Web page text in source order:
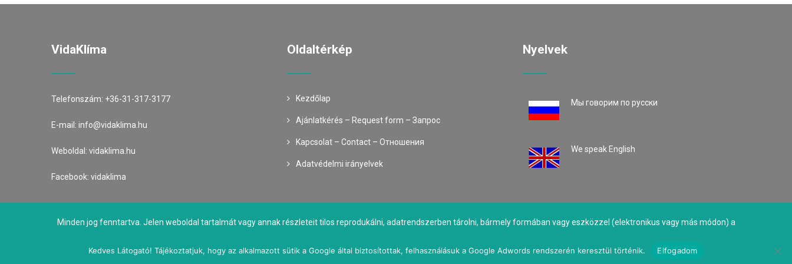
VidaKlíma
Telefonszám: +36-31-317-3177
E-mail: info@vidaklima.hu
Weboldal: vidaklima.hu
Facebook: vidaklima
Oldaltérkép
Kezdőlap
Ajánlatkérés – Request form – Запрос
Kapcsolat – Contact – Oтношения
Adatvédelmi irányelvek
Nyelvek
Mы говорим по русски
We speak English
Minden jog fenntartva. Jelen weboldal tartalmát vagy annak részleteit tilos reprodukálni, adatrendszerben tárolni, bármely formában vagy eszközzel (elektronikus vagy más módon) a
Kedves Látogató! Tájékoztatjuk, hogy az alkalmazott sütik a Google által biztosítottak, felhasználásuk a Google Adwords rendszerén keresztül történik.
Elfogadom